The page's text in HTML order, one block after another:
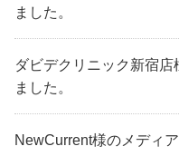
ました。
ダビデクリニック新宿
ました。
NewCurrent様のメディ